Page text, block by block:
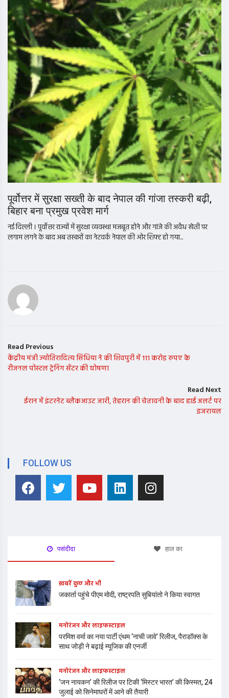
पूर्वोत्तर में सुरक्षा सख्ती के बाद नेपाल की गांजा तस्करी बढ़ी,
बिहार बना प्रमुख प्रवेश मार्ग
नई दिल्ली । पूर्वोत्तर राज्यों में सुरक्षा व्यवस्था मजबूत होने और गांजे की अवैध खेती पर
लगाम लगने के बाद अब तस्करों का नेटवर्क नेपाल की ओर शिफ्ट हो गया...
Read Previous
केंद्रीय मंत्री ज्योतिरादित्य सिंधिया ने की शिवपुरी में 111 करोड़ रुपए के
रीजनल पोस्टल ट्रेनिंग सेंटर की घोषणा
Read Next
ईरान में इंटरनेट ब्लैकआउट जारी, तेहरान की चेतावनी के बाद हाई अलर्ट पर
इजरायल
FOLLOW US
पसंदीदा हाल का
ख़बरें कुछ और भी
जकार्ता पहुंचे पीएम मोदी, राष्ट्रपति सुबियांतो ने किया स्वागत
मनोरंजन और लाइफस्टाइल
परमिश वर्मा का नया पार्टी एंथम ‘नाची जावे’ रिलीज, पैराडॉक्स के
साथ जोड़ी ने बढ़ाई म्यूजिक की एनर्जी
मनोरंजन और लाइफस्टाइल
‘जन नायकन’ की रिलीज पर टिकी ‘मिस्टर भारत’ की किस्मत, 24
जुलाई को सिनेमाघरों में आने की तैयारी